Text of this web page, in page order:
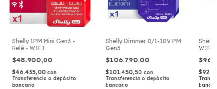
Shelly 1PM Mini Gen3 -
Relé - WIFI
$48.900,00
$46.455,00 con
Transferencia o depósito
bancario
Shelly Dimmer 0/1-10V PM
Gen3
$106.790,00
$101.450,50 con
Transferencia o depósito
bancario
Shelly
WIFI